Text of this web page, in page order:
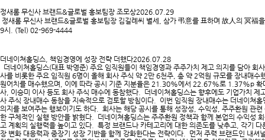
정새롬 무신사 브랜드&글로벌 홍보팀장 조모상2026.07.29
정새롬 무신사 브랜드&글로벌 홍보팀장 김길례씨 별세, 삼가 弔意를 표하며 故人의 冥
9시. (Tel) 02-969-4444
더네이쳐홀딩스, 책임경영에 성장 전략 더했다2026.07.28
더네이쳐홀딩스(대표 박영준) 주요 임직원들이 책임경영과 주주가치 제고 의지를 담아
사를 비롯한 주요 임직원 6명이 올해 회사 주식 약 2만 6천주, 총 약 2억원 규모를 장내매
원어치를 매수했으며, 이에 따라 공시 기준 지분율은 21.30%에서 22.67%로 1.37%p 확
사, 이승미 이사 등도 회사 주식 매수에 동참했다. 더네이쳐홀딩스는 향후에도 기업가치 제
사 주식 장내매수 동참을 지속적으로 검토할 방침이다. 이번 임직원 장내매수는 더네이쳐
의지를 보여주는 행보이기도 하다. 회사는 해당 공시를 통해 성장성, 수익성, 주주환원 관
한 구체적인 실행 방안을 밝혔다. 더네이쳐홀딩스는 주주환원 정책과 함께 본업의 수익성
고 계획의 실행력을 높이고 있다. 특정 브랜드나 카테고리에 대한 의존도를 낮추고, 각기
장 변화 대응력과 중장기 성장 기반을 함께 강화한다는 전략이다. 먼저 주력 브랜드인 내셔